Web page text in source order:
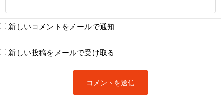
新しいコメントをメールで通知
新しい投稿をメールで受け取る